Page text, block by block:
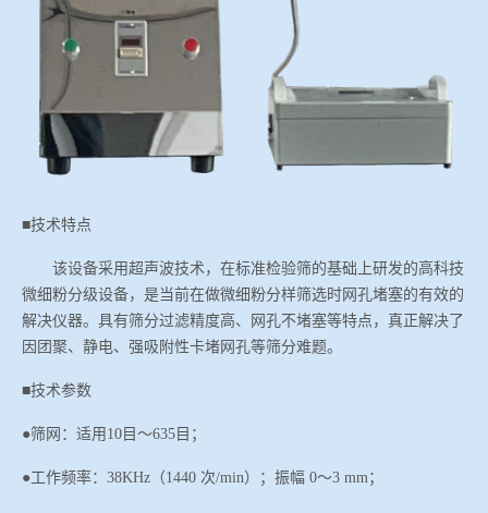
■技术特点
该设备采用超声波技术，在标准检验筛的基础上研发的高科技
微细粉分级设备，是当前在做微细粉分样筛选时网孔堵塞的有效的
解决仪器。具有筛分过滤精度高、网孔不堵塞等特点，真正解决了
因团聚、静电、强吸附性卡堵网孔等筛分难题。
■技术参数
●筛网：适用10目 ～635目；
●工作频率：38KHz（1440 次/min）；振幅 0～3 mm；